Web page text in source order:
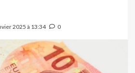
2025 à 13:34 0